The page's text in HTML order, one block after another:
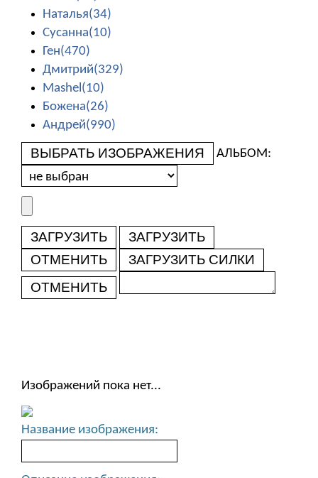
Наталья(34)
Сусанна(10)
Ген(470)
Дмитрий(329)
Mashel(10)
Божена(26)
Андрей(990)
ВЫБРАТЬ ИЗОБРАЖЕНИЯ АЛЬБОМ:
ЗАГРУЗИТЬ
ЗАГРУЗИТЬ
ОТМЕНИТЬ
ЗАГРУЗИТЬ СИЛКИ
ОТМЕНИТЬ
Изображений пока нет...
Название изображения: